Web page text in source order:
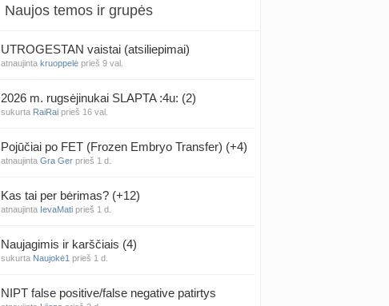
Naujos temos ir grupės
UTROGESTAN vaistai (atsiliepimai)
atnaujinta kruoppelė prieš 9 val.
2026 m. rugsėjinukai SLAPTA :4u: (2)
sukurta RaiRai prieš 16 val.
Pojūčiai po FET (Frozen Embryo Transfer) (+4)
atnaujinta Gra Ger prieš 1 d.
Kas tai per bėrimas? (+12)
atnaujinta IevaMati prieš 1 d.
Naujagimis ir karščiais (4)
sukurta Naujokė1 prieš 1 d.
NIPT false positive/false negative patirtys